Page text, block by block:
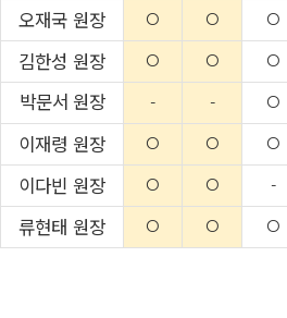
오재국 원장 O O O
김한성 원장 O O O
박문서 원장 - - O
이재령 원장 O O O
이다빈 원장 O O -
류현태 원장 O O O